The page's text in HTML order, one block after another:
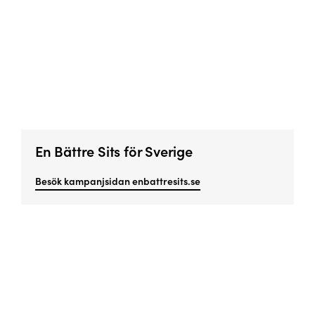
En Bättre Sits för Sverige
Besök kampanjsidan enbattresits.se